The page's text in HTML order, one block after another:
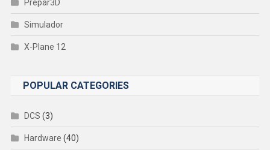
Prepar3D
Simulador
X-Plane 12
POPULAR CATEGORIES
DCS (3)
Hardware (40)